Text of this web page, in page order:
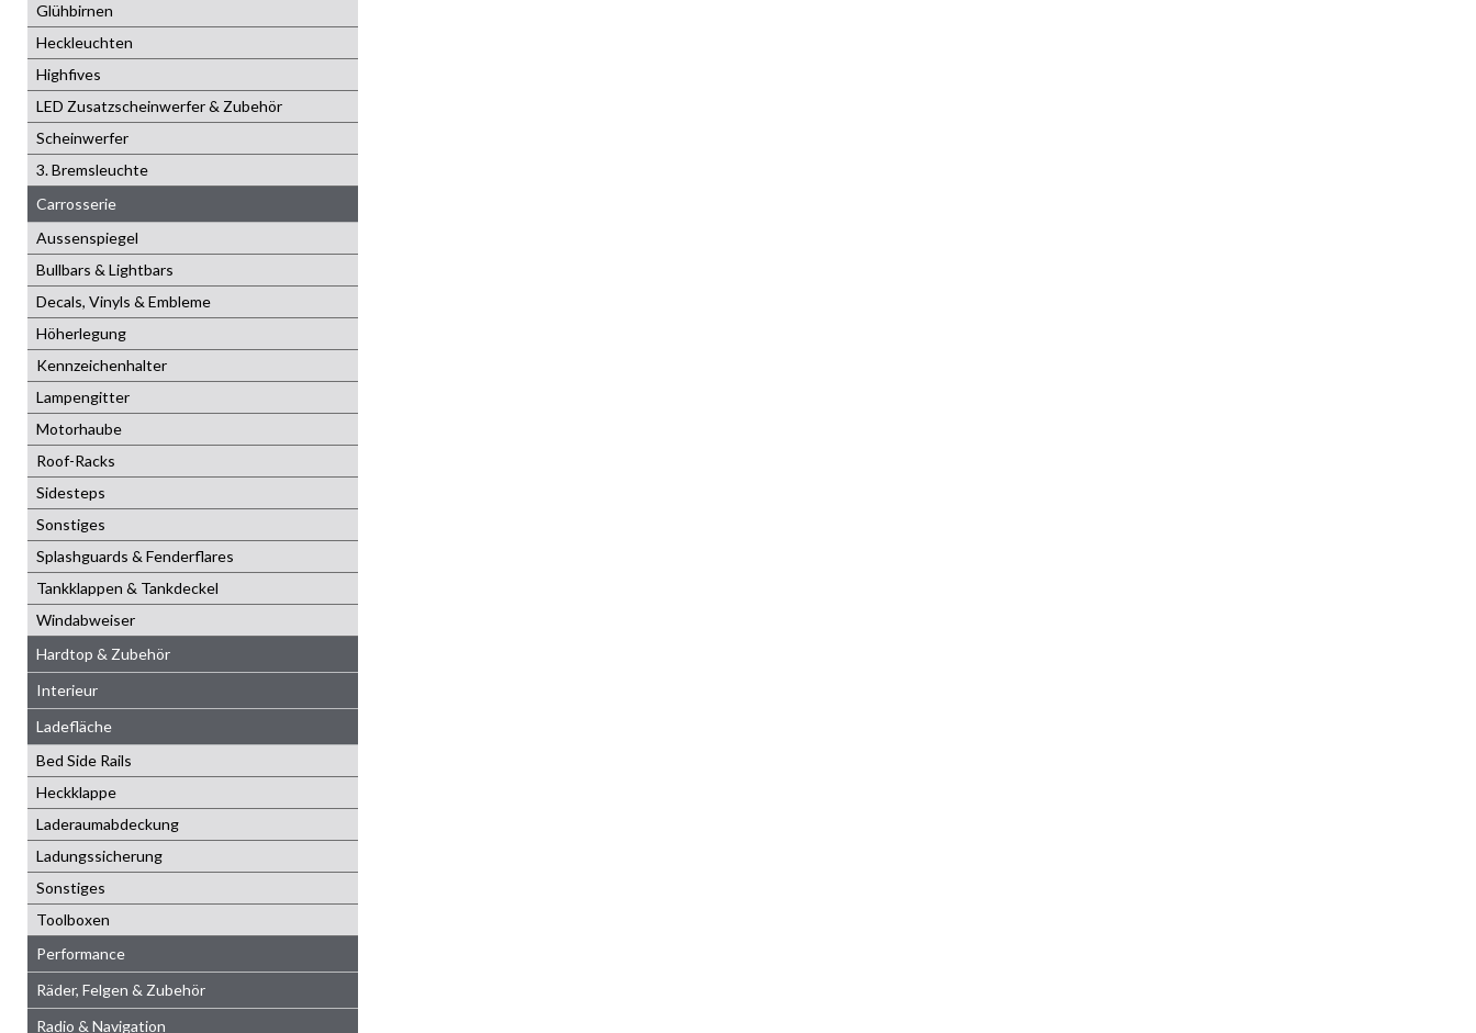
Glühbirnen
Heckleuchten
Highfives
LED Zusatzscheinwerfer & Zubehör
Scheinwerfer
3. Bremsleuchte
Carrosserie
Aussenspiegel
Bullbars & Lightbars
Decals, Vinyls & Embleme
Höherlegung
Kennzeichenhalter
Lampengitter
Motorhaube
Roof-Racks
Sidesteps
Sonstiges
Splashguards & Fenderflares
Tankklappen & Tankdeckel
Windabweiser
Hardtop & Zubehör
Interieur
Ladefläche
Bed Side Rails
Heckklappe
Laderaumabdeckung
Ladungssicherung
Sonstiges
Toolboxen
Performance
Räder, Felgen & Zubehör
Radio & Navigation